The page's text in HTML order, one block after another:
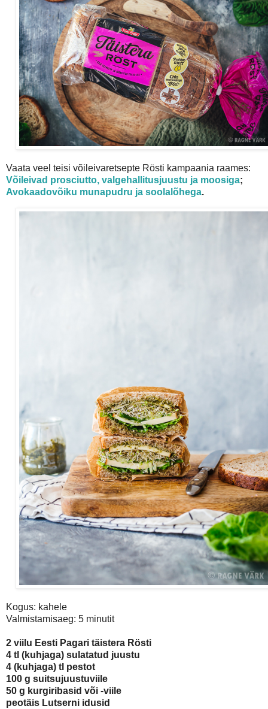
Vaata veel teisi võileivaretsepte Rösti kampaania raames:
Võileivad prosciutto, valgehallitusjuustu ja moosiga;
Avokaadovõiku munapudru ja soolalõhega.
Kogus: kahele
Valmistamisaeg: 5 minutit
2 viilu Eesti Pagari täistera Rösti
4 tl (kuhjaga) sulatatud juustu
4 (kuhjaga) tl pestot
100 g suitsujuustuviile
50 g kurgiribasid või -viile
peotäis Lutserni idusid